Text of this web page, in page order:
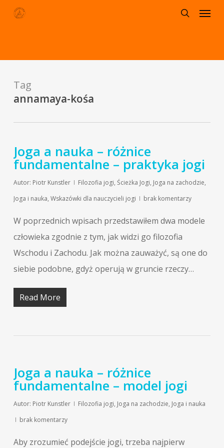
Skip
Menu
Tag
annamaya-kośa
Joga a nauka – różnice
fundamentalne – praktyka jogi
Autor: Piotr Kunstler Filozofia jogi, Ścieżka Jogi, Joga na zachodzie,
Joga i nauka, Wskazówki dla nauczycieli jogi brak komentarzy
W poprzednich wpisach przedstawiłem dwa modele
człowieka zgodnie z tym, jak widzi go filozofia
Wschodu i Zachodu. Jak można zauważyć, są one do
siebie podobne, gdyż operują w gruncie rzeczy…
Read More
Joga a nauka – różnice
fundamentalne – model jogi
Autor: Piotr Kunstler Filozofia jogi, Joga na zachodzie, Joga i nauka
brak komentarzy
Aby zrozumieć podejście jogi, trzeba najpierw